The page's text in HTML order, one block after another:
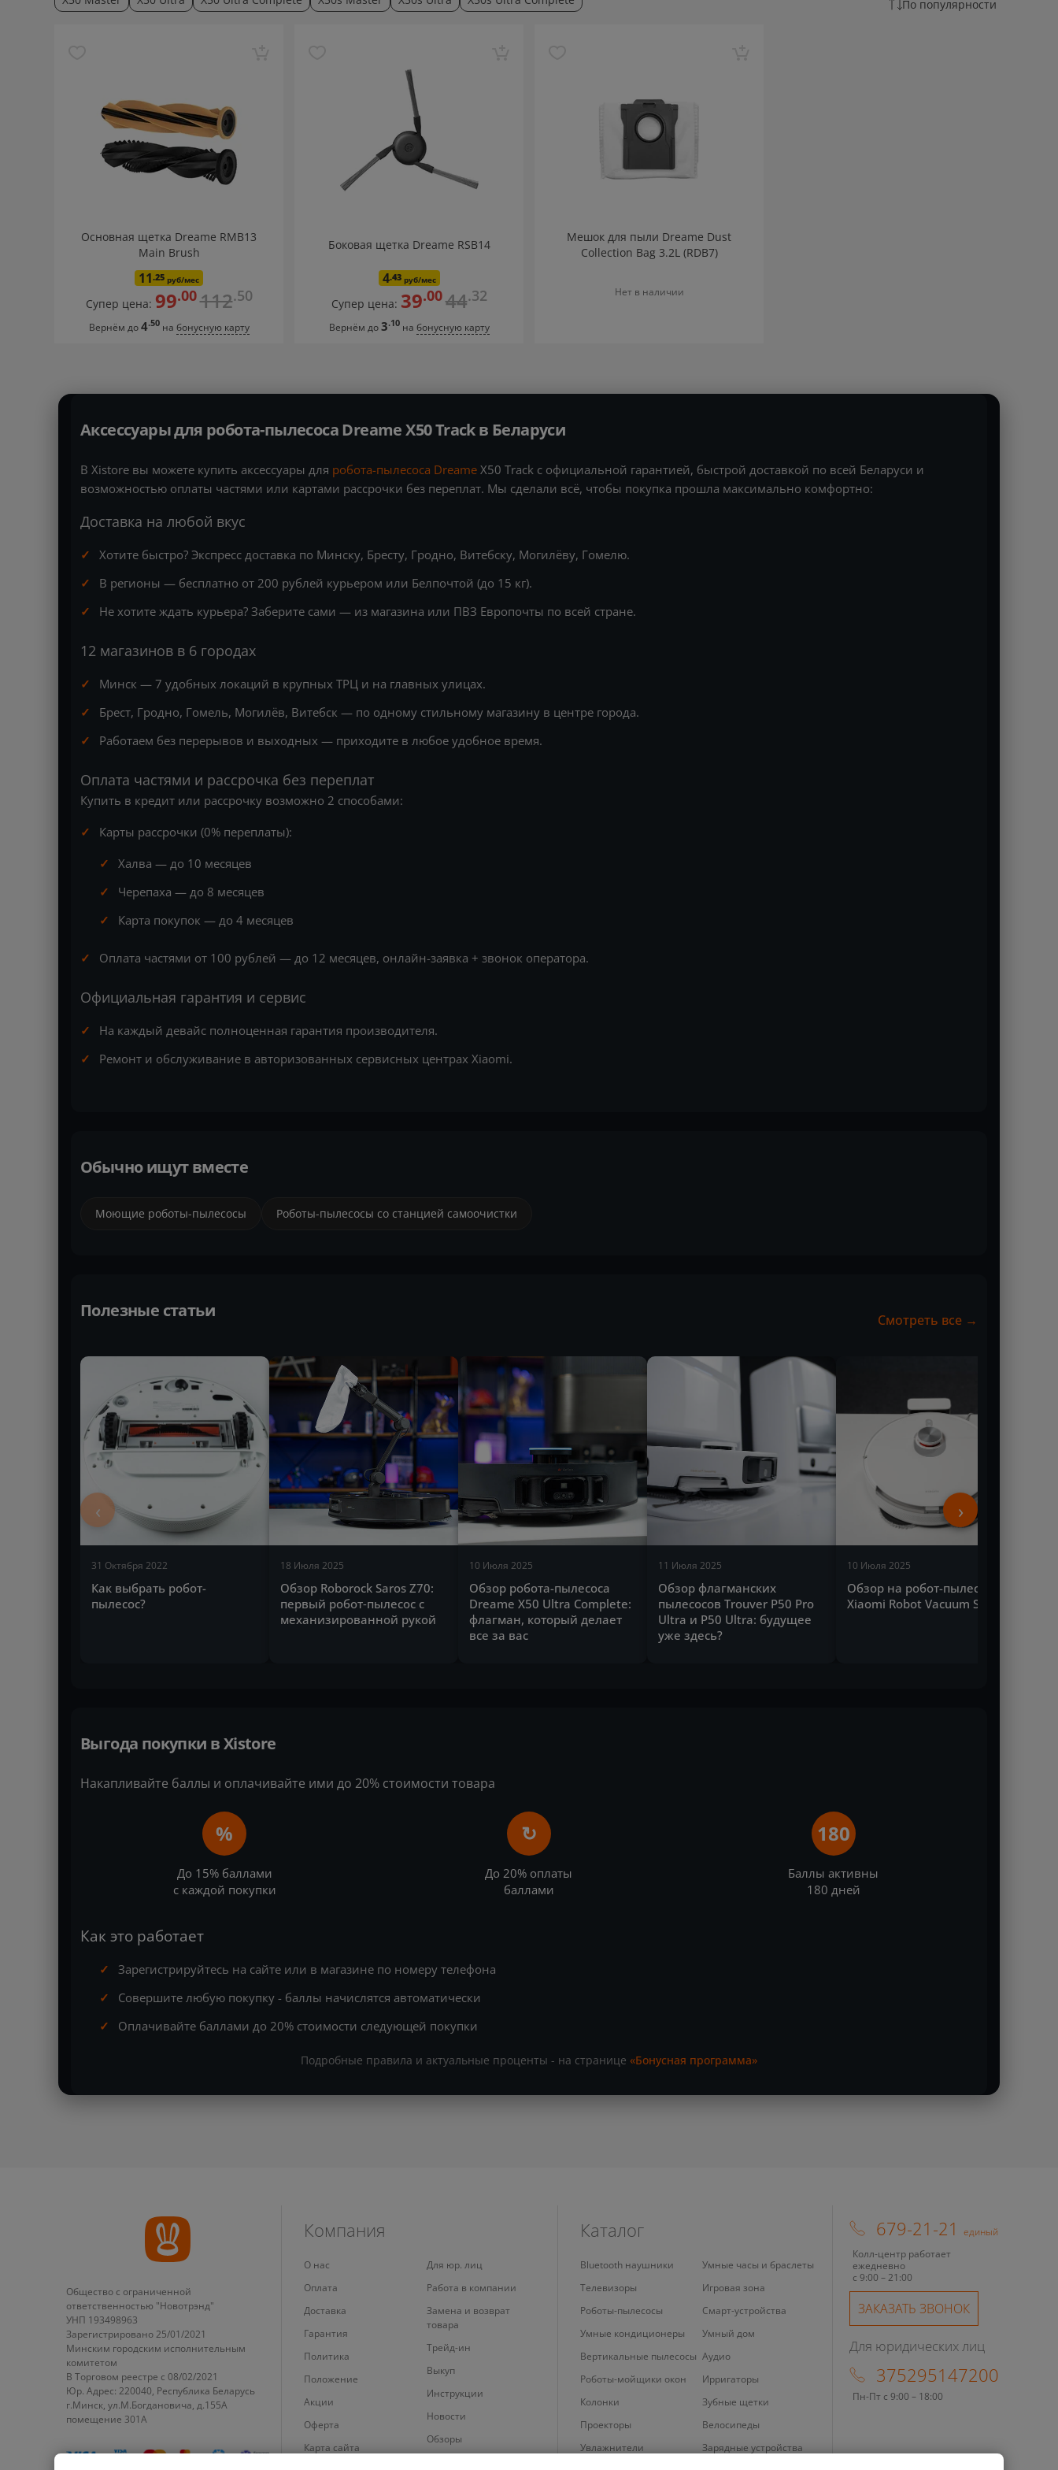
По популярности
Основная щетка Dreame RMB13
Main Brush
11.25 руб/мес
Супер цена: 99.00112.50
Вернём до4.50 на бонусную карту
Боковая щетка Dreame RSB14
4.43руб/мес
Супер цена: 39.0044.32
Вернём до3.10 на бонусную карту
Мешок для пыли Dreame Dust
Collection Bag 3.2L (RDB7)
Нет в наличии
Аксессуары для робота-пылесоса Dreame X50 Track в Беларуси
В Xistore вы можете купить аксессуары для робота-пылесоса Dreame X50 Track с официальной гарантией, быстрой доставкой по всей Беларуси и
возможностью оплаты частями или картами рассрочки без переплат. Мы сделали всё, чтобы покупка прошла максимально комфортно:
Доставка на любой вкус
Хотите быстро? Экспресс доставка по Минску, Бресту, Гродно, Витебску, Могилёву, Гомелю.
В регионы — бесплатно от 200 рублей курьером или Белпочтой (до 15 кг).
Не хотите ждать курьера? Заберите сами — из магазина или ПВЗ Европочты по всей стране.
12 магазинов в 6 городах
Минск — 7 удобных локаций в крупных ТРЦ и на главных улицах.
Брест, Гродно, Гомель, Могилёв, Витебск — по одному стильному магазину в центре города.
Работаем без перерывов и выходных — приходите в любое удобное время.
Оплата частями и рассрочка без переплат
Купить в кредит или рассрочку возможно 2 способами:
Карты рассрочки (0% переплаты):
Халва — до 10 месяцев
Черепаха — до 8 месяцев
Карта покупок — до 4 месяцев
Оплата частями от 100 рублей — до 12 месяцев, онлайн-заявка + звонок оператора.
Официальная гарантия и сервис
На каждый девайс полноценная гарантия производителя.
Ремонт и обслуживание в авторизованных сервисных центрах Xiaomi.
Обычно ищут вместе
Моющие роботы-пылесосы Роботы-пылесосы со станцией самоочистки
Полезные статьи Смотреть все →
31 Октября 2022
Как выбрать робот-
пылесос?
18 Июля 2025
Обзор Roborock Saros Z70:
первый робот‑пылесос с
механизированной рукой
10 Июля 2025
Обзор робота-пылесоса
Dreame X50 Ultra Complete:
флагман, который делает
все за вас
11 Июля 2025
Обзор флагманских
пылесосов Trouver P50 Pro
Ultra и P50 Ultra: будущее
уже здесь?
10 Июля 2025
Обзор на робот-пылесос
Xiaomi Robot Vacuum S20+
‹ ›
Выгода покупки в Xistore
Накапливайте баллы и оплачивайте ими до 20% стоимости товара
%
До 15% баллами
с каждой покупки
↻
До 20% оплаты
баллами
180
Баллы активны
180 дней
Как это работает
Зарегистрируйтесь на сайте или в магазине по номеру телефона
Совершите любую покупку - баллы начислятся автоматически
Оплачивайте баллами до 20% стоимости следующей покупки
Подробные правила и актуальные проценты - на странице «Бонусная программа»
Общество с ограниченной
ответственностью "Новотрэнд"
УНП 193498963
Зарегистрировано 25/01/2021
Минским городским исполнительным
комитетом
В Торговом реестре с 08/02/2021
Юр. Адрес: 220040, Республика Беларусь
г.Минск, ул.М.Богдановича, д.155А
помещение 301А
679-21-21
единый
Колл-центр работает
ежедневно
с 9:00 – 21:00
ЗАКАЗАТЬ ЗВОНОК
Для юридических лиц
375295147200
Пн-Пт с 9:00 – 18:00
Компания
О нас
Оплата
Доставка
Гарантия
Политика
Положение
Акции
Оферта
Карта сайта
Для юр. лиц
Работа в компании
Замена и возврат
товара
Трейд-ин
Выкуп
Инструкции
Новости
Обзоры
Каталог
Bluetooth наушники
Телевизоры
Роботы-пылесосы
Умные кондиционеры
Вертикальные пылесосы
Роботы-мойщики окон
Колонки
Проекторы
Увлажнители
Умные часы и браслеты
Игровая зона
Смарт-устройства
Умный дом
Аудио
Ирригаторы
Зубные щетки
Велосипеды
Зарядные устройства